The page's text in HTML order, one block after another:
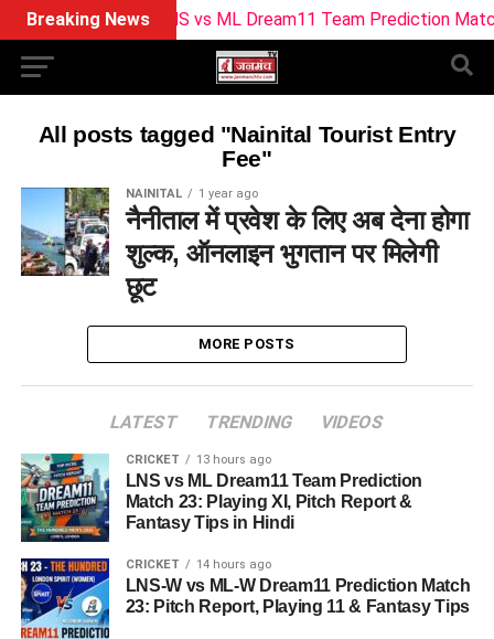
Breaking NewsLNS vs ML Dream11 Team Prediction Match
All posts tagged "Nainital Tourist Entry
Fee"
NAINITAL 1 year ago
नैनीताल में प्रवेश के लिए अब देना होगा
शुल्क, ऑनलाइन भुगतान पर मिलेगी
छूट
MORE POSTS
LATEST TRENDING VIDEOS
CRICKET 13 hours ago
LNS vs ML Dream11 Team Prediction
Match 23: Playing XI, Pitch Report &
Fantasy Tips in Hindi
CRICKET 14 hours ago
LNS-W vs ML-W Dream11 Prediction Match
23: Pitch Report, Playing 11 & Fantasy Tips